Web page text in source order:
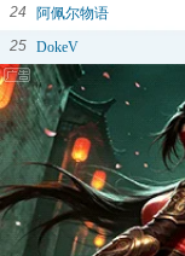
24
阿佩尔物语
25 DokeV